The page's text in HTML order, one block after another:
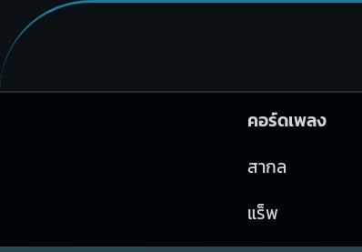
คอร์ดเพลง
สากล
แร็พ